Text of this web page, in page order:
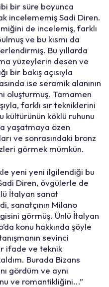
bir süre boyunca
incelememiş Sadi Diren.
de incelemiş, farklı
ve bu kısmı da
Bu yıllarda
yüzeylerin desen ve
bir bakış açısıyla
ise seramik alanının
oluşturmuş. Tamamen
farklı sır tekniklerini
kültürünün köklü ruhunu
yaşatmaya özen
ve sonrasındaki bronz
görmek mümkün.
yeni yeni ilgilendiği bu
Diren, övgülerle de
İtalyan sanat
sanatçının Milano
görmüş. Ünlü İtalyan
konu hakkında şöyle
sevinci
ifade ve teknik
Burada Bizans
gördüm ve aynı
ve romantikliğini...”